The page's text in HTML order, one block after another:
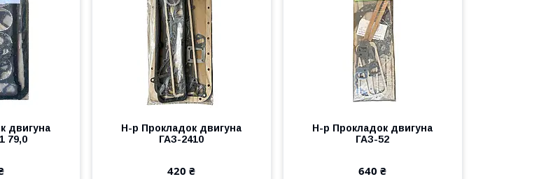
двигуна
79,0
Н-р Прокладок двигуна
ГАЗ-2410
420 ₴
Н-р Прокладок двигуна
ГАЗ-52
640 ₴